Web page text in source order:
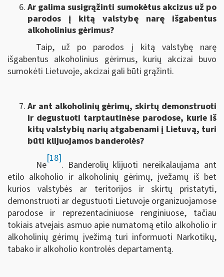
Ar galima susigrąžinti sumokėtus akcizus už po
parodos į kitą valstybę narę išgabentus
alkoholinius gėrimus?
Taip, už po parodos į kitą valstybę narę
išgabentus alkoholinius gėrimus, kurių akcizai buvo
sumokėti Lietuvoje, akcizai gali būti grąžinti.
Ar ant alkoholinių gėrimų, skirtų demonstruoti
ir degustuoti tarptautinėse parodose, kurie iš
kitų valstybių narių atgabenami į Lietuvą, turi
būti klijuojamos banderolės?
Ne
[18]
. Banderolių klijuoti nereikalaujama ant
etilo alkoholio ir alkoholinių gėrimų, įvežamų iš bet
kurios valstybės ar teritorijos ir skirtų pristatyti,
demonstruoti ar degustuoti Lietuvoje organizuojamose
parodose ir reprezentaciniuose renginiuose, tačiau
tokiais atvejais asmuo apie numatomą etilo alkoholio ir
alkoholinių gėrimų įvežimą turi informuoti Narkotikų,
tabako ir alkoholio kontrolės departamentą.